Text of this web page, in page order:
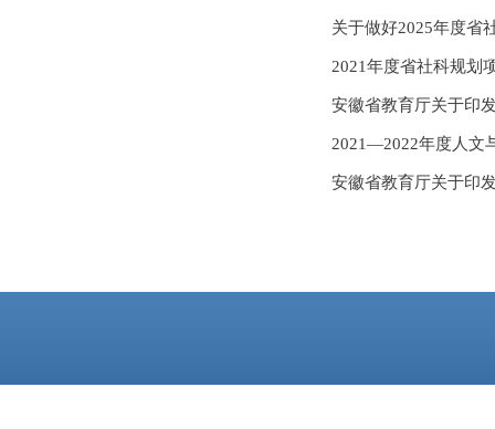
关于做好2025年度省
2021年度省社科规划
安徽省教育厅关于印
2021—2022年度人文
安徽省教育厅关于印